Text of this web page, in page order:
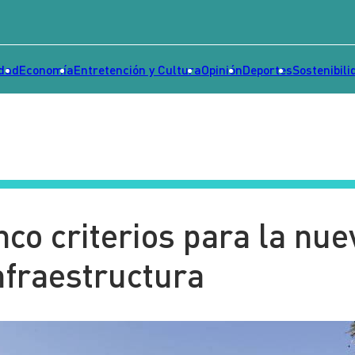
EconomíaEntretención y CulturaOpiniónDeportes
criterios para la